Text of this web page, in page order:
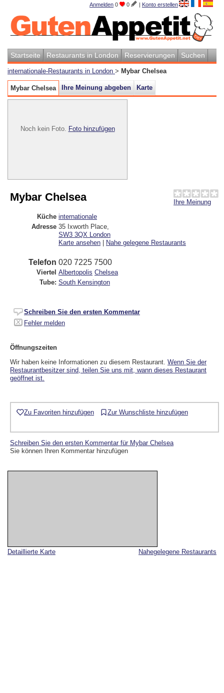
Anmelden 0 0 | Konto erstellen
Startseite Restaurants in London Reservierungen Suchen
internationale-Restaurants in London > Mybar Chelsea
Mybar Chelsea Ihre Meinung abgeben Karte
Noch kein Foto. Foto hinzufügen
Nahegelegene Restaurants
Detaillierte Karte
Ihre Meinung
Mybar Chelsea
Küche internationale
Adresse 35 Ixworth Place
SW3 3QX London
Karte ansehen | Nahe gelegene Restaurants
Telefon 020 7225 7500
Viertel Albertopolis Chelsea
Tube: South Kensington
Schreiben Sie den ersten Kommentar
Fehler melden
Öffnungszeiten
Wir haben keine Informationen zu diesem Restaurant. Wenn Sie der
Restaurantbesitzer sind, teilen Sie uns mit, wann dieses Restaurant
geöffnet ist.
Zu Favoriten hinzufügen Zur Wunschliste hinzufügen
Schreiben Sie den ersten Kommentar für Mybar Chelsea
Sie können Ihren Kommentar hinzufügen